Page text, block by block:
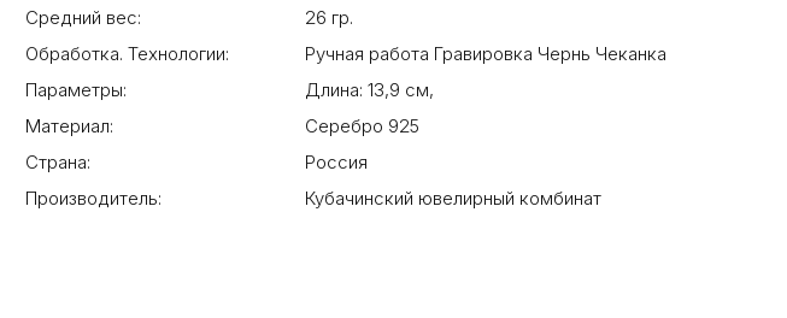
Средний вес:
26 гр.
Обработка. Технологии:
Ручная работа Гравировка Чернь Чеканка
Параметры:
Длина: 13,9 см,
Материал:
Серебро 925
Страна:
Россия
Производитель:
Кубачинский ювелирный комбинат